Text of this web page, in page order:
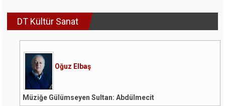
DT Kültür Sanat
Oğuz Elbaş
Müziğe Gülümseyen Sultan: Abdülmecit